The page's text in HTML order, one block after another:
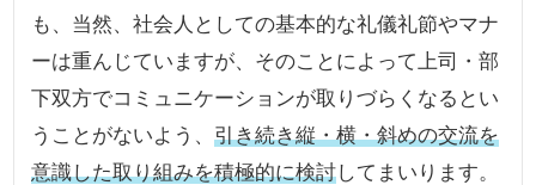
も、当然、社会人としての基本的な礼儀礼節やマナ
ーは重んじていますが、そのことによって上司・部
下双方でコミュニケーションが取りづらくなるとい
うことがないよう、引き続き縦・横・斜めの交流を
意識した取り組みを積極的に検討してまいります。